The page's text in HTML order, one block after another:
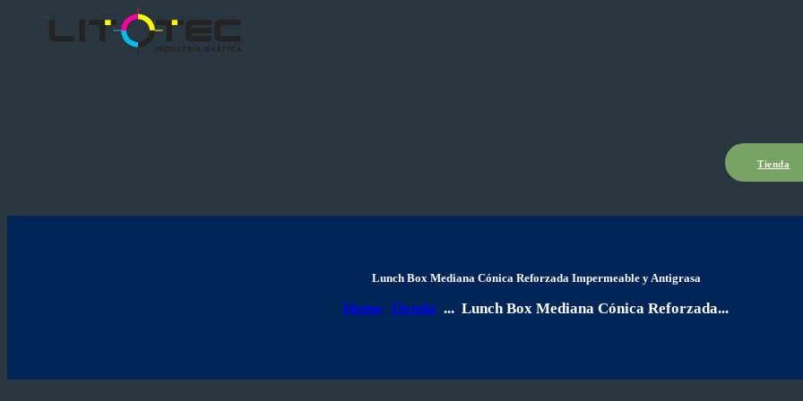
Tienda
Lunch Box Mediana Cónica Reforzada Impermeable y Antigrasa
Home Tienda ... Lunch Box Mediana Cónica Reforzada...